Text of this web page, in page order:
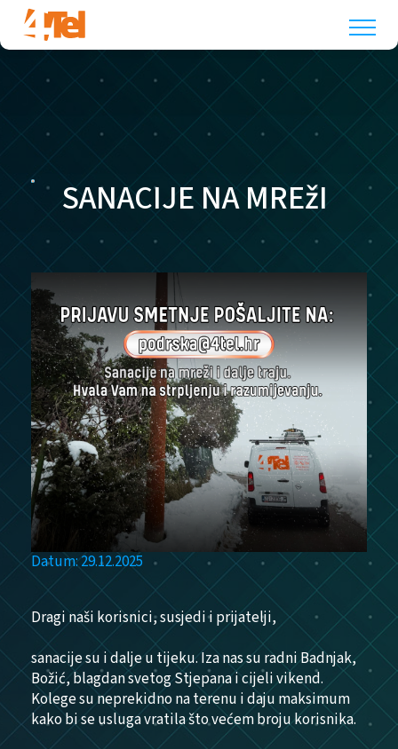
SANACIJE NA MREžI
Datum: 29.12.2025
Dragi naši korisnici, susjedi i prijatelji,
sanacije su i dalje u tijeku. Iza nas su radni Badnjak,
Božić, blagdan svetog Stjepana i cijeli vikend.
Kolege su neprekidno na terenu i daju maksimum
kako bi se usluga vratila što većem broju korisnika.